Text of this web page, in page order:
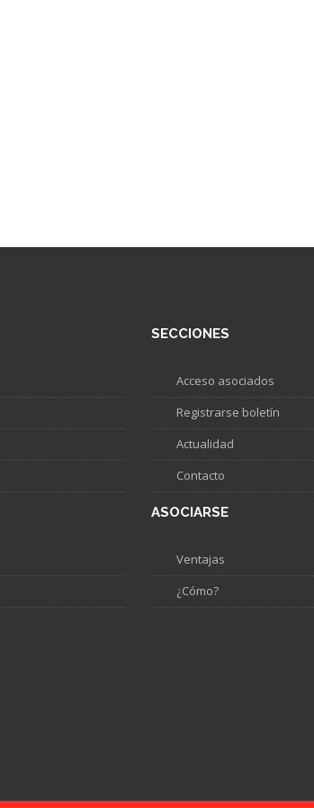
SECCIONES
Acceso asociados
Registrarse boletín
Actualidad
Contacto
ASOCIARSE
Ventajas
¿Cómo?